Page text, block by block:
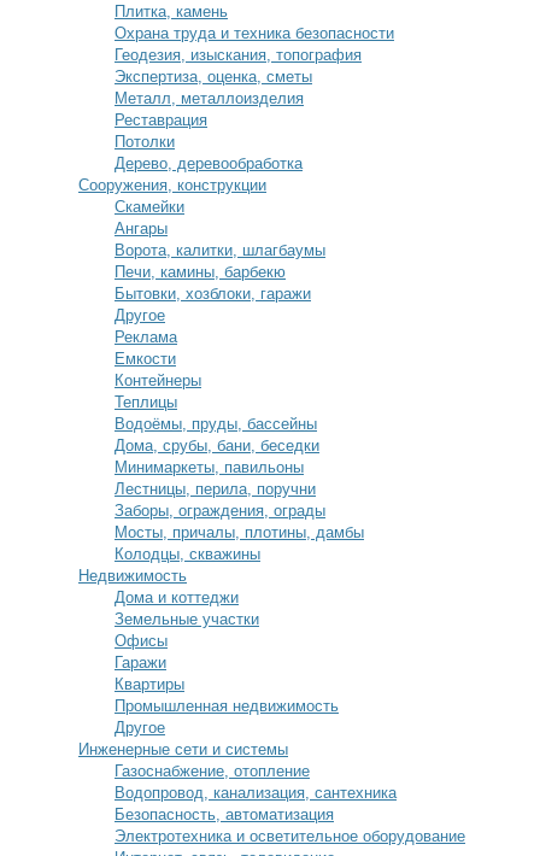
Плитка, камень
Охрана труда и техника безопасности
Геодезия, изыскания, топография
Экспертиза, оценка, сметы
Металл, металлоизделия
Реставрация
Потолки
Дерево, деревообработка
Сооружения, конструкции
Скамейки
Ангары
Ворота, калитки, шлагбаумы
Печи, камины, барбекю
Бытовки, хозблоки, гаражи
Другое
Реклама
Емкости
Контейнеры
Теплицы
Водоёмы, пруды, бассейны
Дома, срубы, бани, беседки
Минимаркеты, павильоны
Лестницы, перила, поручни
Заборы, ограждения, ограды
Мосты, причалы, плотины, дамбы
Колодцы, скважины
Недвижимость
Дома и коттеджи
Земельные участки
Офисы
Гаражи
Квартиры
Промышленная недвижимость
Другое
Инженерные сети и системы
Газоснабжение, отопление
Водопровод, канализация, сантехника
Безопасность, автоматизация
Электротехника и осветительное оборудование